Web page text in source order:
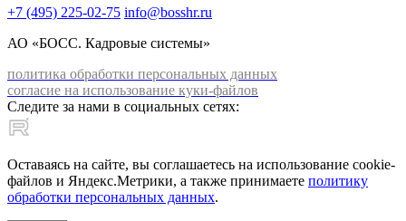
+7 (495) 225-02-75 info@bosshr.ru
АО «БОСС. Кадровые системы»
политика обработки персональных данных
согласие на использование куки-файлов
Следите за нами в социальных сетях:
Оставаясь на сайте, вы соглашаетесь на использование cookie-
файлов и Яндекс.Метрики, а также принимаете политику
обработки персональных данных.